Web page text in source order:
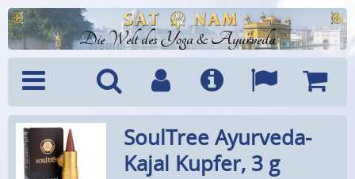
Die Welt des Yoga & Ayurveda
Menü SucheBenutzerkonto
Info Sprachen
SoulTree Ayurveda-
Kajal Kupfer, 3 g